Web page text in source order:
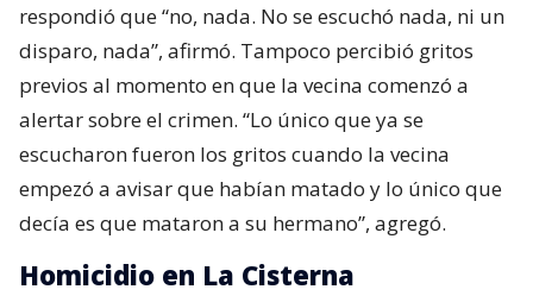
respondió que “no, nada. No se escuchó nada, ni un
disparo, nada”, afirmó. Tampoco percibió gritos
previos al momento en que la vecina comenzó a
alertar sobre el crimen. “Lo único que ya se
escucharon fueron los gritos cuando la vecina
empezó a avisar que habían matado y lo único que
decía es que mataron a su hermano”, agregó.
Homicidio en La Cisterna